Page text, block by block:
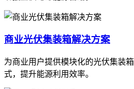
商业光伏集装箱解决方案
为商业用户提供模块化的光伏集装
式，提升能源利用效率。